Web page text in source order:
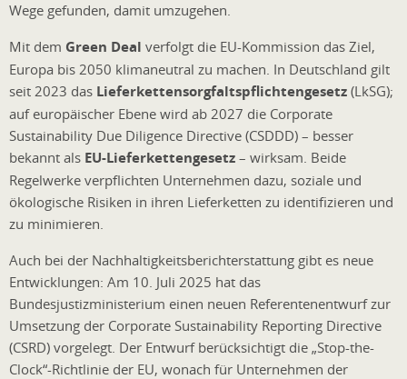
Wege gefunden, damit umzugehen.
Mit dem Green Deal verfolgt die EU-Kommission das Ziel,
Europa bis 2050 klimaneutral zu machen. In Deutschland gilt
seit 2023 das Lieferkettensorgfaltspflichtengesetz (LkSG);
auf europäischer Ebene wird ab 2027 die Corporate
Sustainability Due Diligence Directive (CSDDD) – besser
bekannt als EU-Lieferkettengesetz – wirksam. Beide
Regelwerke verpflichten Unternehmen dazu, soziale und
ökologische Risiken in ihren Lieferketten zu identifizieren und
zu minimieren.
Auch bei der Nachhaltigkeitsberichterstattung gibt es neue
Entwicklungen: Am 10. Juli 2025 hat das
Bundesjustizministerium einen neuen Referentenentwurf zur
Umsetzung der Corporate Sustainability Reporting Directive
(CSRD) vorgelegt. Der Entwurf berücksichtigt die „Stop-the-
Clock“-Richtlinie der EU, wonach für Unternehmen der